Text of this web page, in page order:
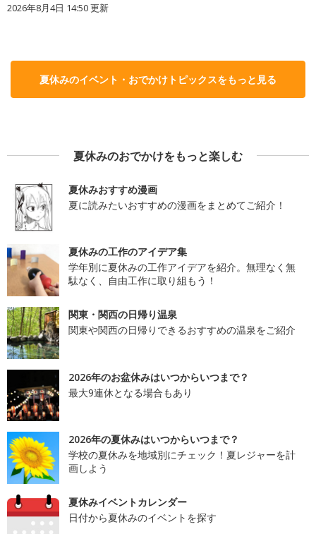
2026年8月4日 14:50更新
夏休みのイベント・おでかけトピックスをもっと見る
夏休みのおでかけをもっと楽しむ
夏休みおすすめ漫画
夏に読みたいおすすめの漫画をまとめてご紹介！
夏休みの工作のアイデア集
学年別に夏休みの工作アイデアを紹介。無理なく無
駄なく、自由工作に取り組もう！
関東・関西の日帰り温泉
関東や関西の日帰りできるおすすめの温泉をご紹介
2026年のお盆休みはいつからいつまで？
最大9連休となる場合もあり
2026年の夏休みはいつからいつまで？
学校の夏休みを地域別にチェック！夏レジャーを計
画しよう
夏休みイベントカレンダー
日付から夏休みのイベントを探す